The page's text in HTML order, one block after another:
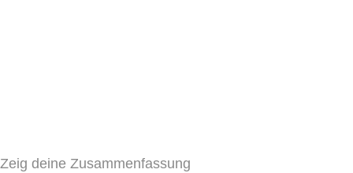
Zeig deine Zusammenfassung